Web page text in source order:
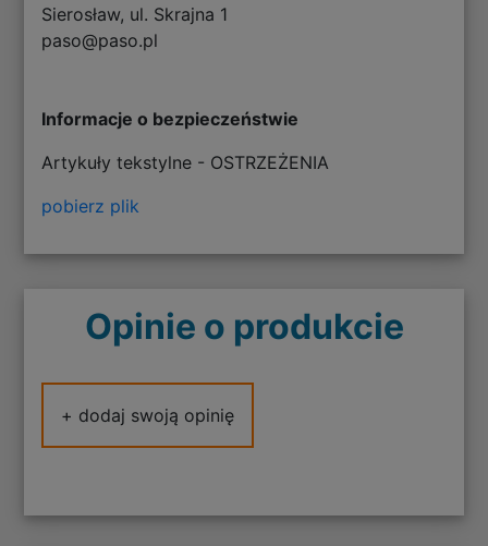
Sierosław, ul. Skrajna 1
paso@paso.pl
Informacje o bezpieczeństwie
Artykuły tekstylne - OSTRZEŻENIA
pobierz plik
Opinie o produkcie
+ dodaj swoją opinię